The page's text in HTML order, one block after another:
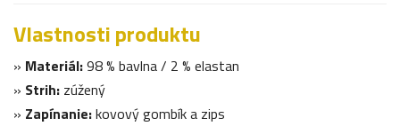
Vlastnosti produktu
» Materiál:98 % bavlna / 2 % elastan
» Strih: zúžený
» Zapínanie:kovový gombík a zips